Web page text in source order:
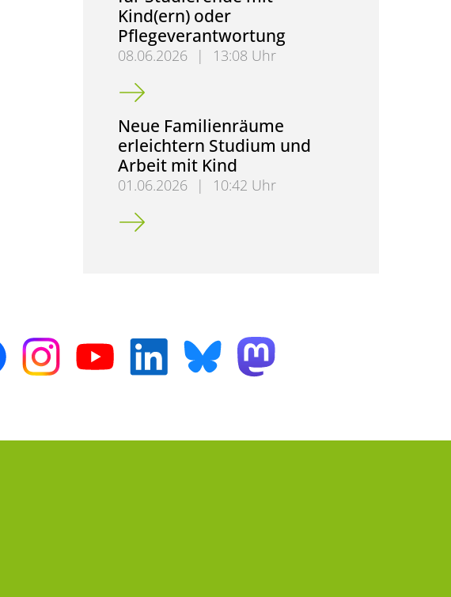
Kind(ern) oder
Pflegeverantwortung
08.06.2026 |
13:08 Uhr
NEU: Familienstipendium für Studierende mit
Neue Familienräume
erleichtern Studium und
Arbeit mit Kind
01.06.2026 |
10:42 Uhr
Neue Familienräume erleichtern Studium und